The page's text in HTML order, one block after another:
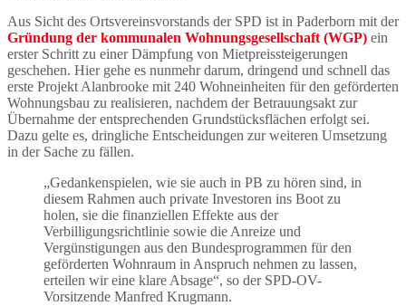
Aus Sicht des Ortsvereinsvorstands der SPD ist in Paderborn mit der
Gründung der kommunalen Wohnungsgesellschaft (WGP) ein
erster Schritt zu einer Dämpfung von Mietpreissteigerungen
geschehen. Hier gehe es nunmehr darum, dringend und schnell das
erste Projekt Alanbrooke mit 240 Wohneinheiten für den geförderten
Wohnungsbau zu realisieren, nachdem der Betrauungsakt zur
Übernahme der entsprechenden Grundstücksflächen erfolgt sei.
Dazu gelte es, dringliche Entscheidungen zur weiteren Umsetzung
in der Sache zu fällen.
„Gedankenspielen, wie sie auch in PB zu hören sind, in
diesem Rahmen auch private Investoren ins Boot zu
holen, sie die finanziellen Effekte aus der
Verbilligungsrichtlinie sowie die Anreize und
Vergünstigungen aus den Bundesprogrammen für den
geförderten Wohnraum in Anspruch nehmen zu lassen,
erteilen wir eine klare Absage“, so der SPD-OV-
Vorsitzende Manfred Krugmann.